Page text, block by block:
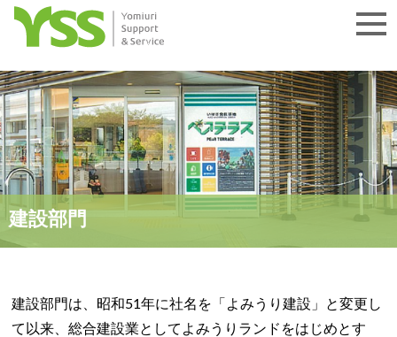
建設部門
建設部門は、昭和51年に社名を「よみうり建設」と変更し
て以来、総合建設業としてよみうりランドをはじめとす